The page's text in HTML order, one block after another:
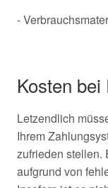
-
Kosten
Letzendlich
Ihrem
zufrieden stellen.
aufgrund von